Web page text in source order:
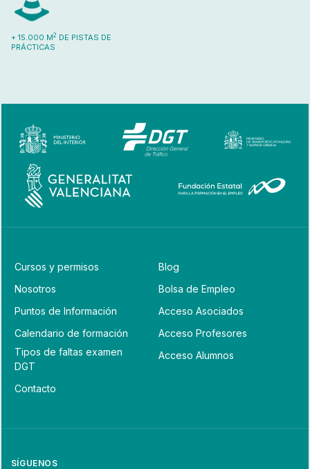
+ 15.000 M2 DE PISTAS DE
PRÁCTICAS
Cursos y permisos
Nosotros
Puntos de Información
Calendario de formación
Tipos de faltas examen
DGT
Contacto
Blog
Bolsa de Empleo
Acceso Asociados
Acceso Profesores
Acceso Alumnos
SÍGUENOS